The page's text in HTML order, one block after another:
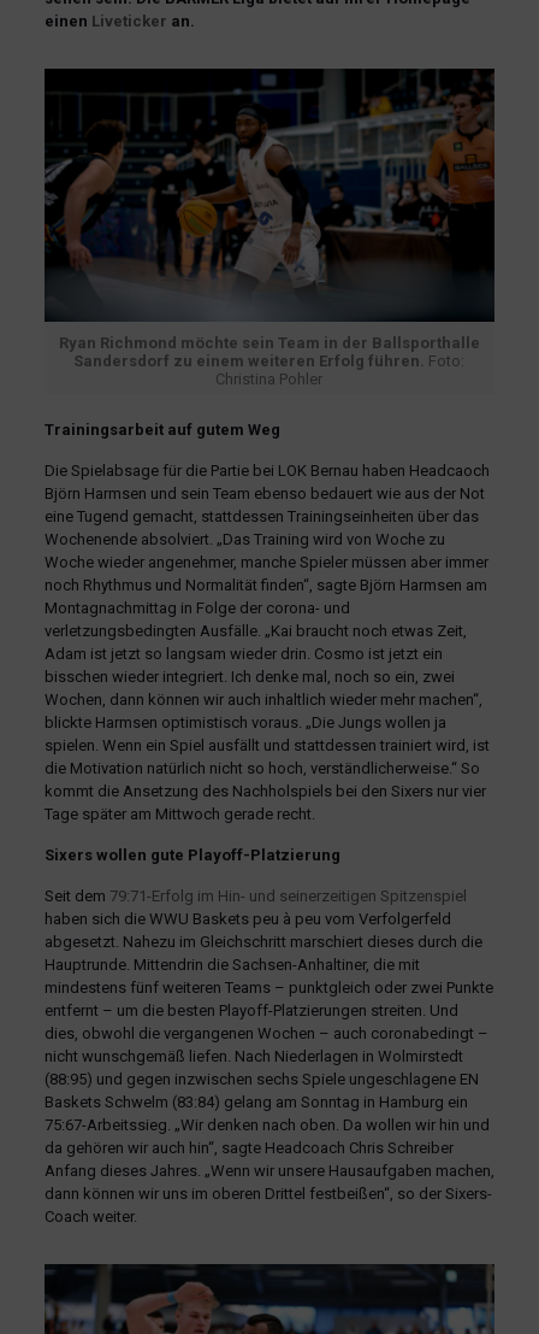
einen Liveticker an.
Ryan Richmond möchte sein Team in der Ballsporthalle
Sandersdorf zu einem weiteren Erfolg führen. Foto:
Christina Pohler
Trainingsarbeit auf gutem Weg
Die Spielabsage für die Partie bei LOK Bernau haben Headcaoch
Björn Harmsen und sein Team ebenso bedauert wie aus der Not
eine Tugend gemacht, stattdessen Trainingseinheiten über das
Wochenende absolviert. „Das Training wird von Woche zu
Woche wieder angenehmer, manche Spieler müssen aber immer
noch Rhythmus und Normalität finden“, sagte Björn Harmsen am
Montagnachmittag in Folge der corona- und
verletzungsbedingten Ausfälle. „Kai braucht noch etwas Zeit,
Adam ist jetzt so langsam wieder drin. Cosmo ist jetzt ein
bisschen wieder integriert. Ich denke mal, noch so ein, zwei
Wochen, dann können wir auch inhaltlich wieder mehr machen“,
blickte Harmsen optimistisch voraus. „Die Jungs wollen ja
spielen. Wenn ein Spiel ausfällt und stattdessen trainiert wird, ist
die Motivation natürlich nicht so hoch, verständlicherweise.“ So
kommt die Ansetzung des Nachholspiels bei den Sixers nur vier
Tage später am Mittwoch gerade recht.
Sixers wollen gute Playoff-Platzierung
Seit dem 79:71-Erfolg im Hin- und seinerzeitigen Spitzenspiel
haben sich die WWU Baskets peu à peu vom Verfolgerfeld
abgesetzt. Nahezu im Gleichschritt marschiert dieses durch die
Hauptrunde. Mittendrin die Sachsen-Anhaltiner, die mit
mindestens fünf weiteren Teams – punktgleich oder zwei Punkte
entfernt – um die besten Playoff-Platzierungen streiten. Und
dies, obwohl die vergangenen Wochen – auch coronabedingt –
nicht wunschgemäß liefen. Nach Niederlagen in Wolmirstedt
(88:95) und gegen inzwischen sechs Spiele ungeschlagene EN
Baskets Schwelm (83:84) gelang am Sonntag in Hamburg ein
75:67-Arbeitssieg. „Wir denken nach oben. Da wollen wir hin und
da gehören wir auch hin“, sagte Headcoach Chris Schreiber
Anfang dieses Jahres. „Wenn wir unsere Hausaufgaben machen,
dann können wir uns im oberen Drittel festbeißen“, so der Sixers-
Coach weiter.